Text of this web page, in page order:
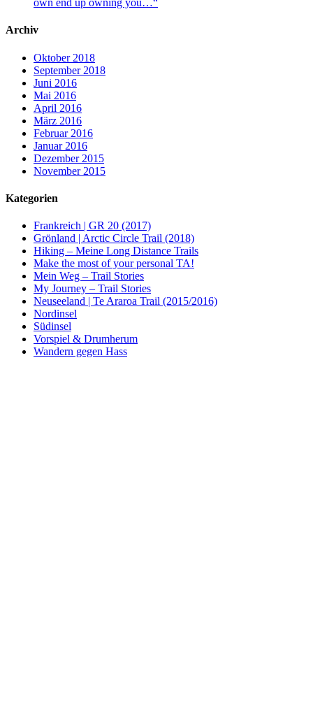
own end up owning you…“
Archiv
Oktober 2018
September 2018
Juni 2016
Mai 2016
April 2016
März 2016
Februar 2016
Januar 2016
Dezember 2015
November 2015
Kategorien
Frankreich | GR 20 (2017)
Grönland | Arctic Circle Trail (2018)
Hiking – Meine Long Distance Trails
Make the most of your personal TA!
Mein Weg – Trail Stories
My Journey – Trail Stories
Neuseeland | Te Araroa Trail (2015/2016)
Nordinsel
Südinsel
Vorspiel & Drumherum
Wandern gegen Hass